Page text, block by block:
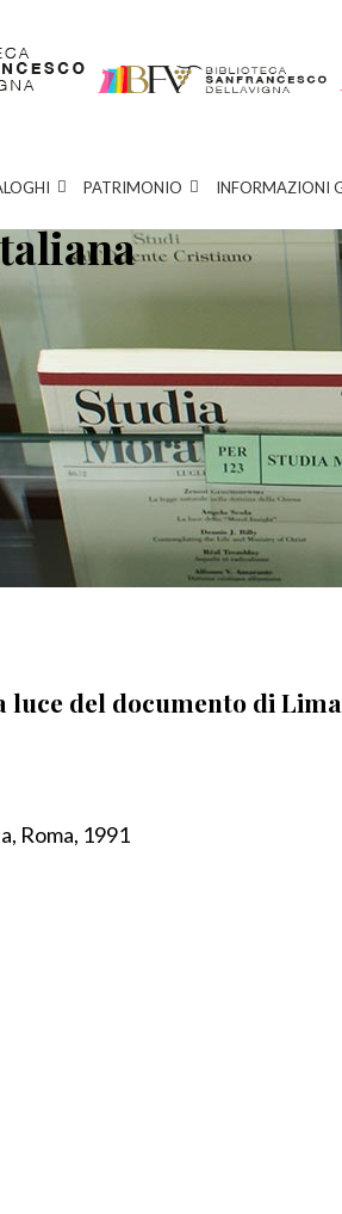
PATRIMONIO INFORMAZIONI
del documento di
Roma, 1991